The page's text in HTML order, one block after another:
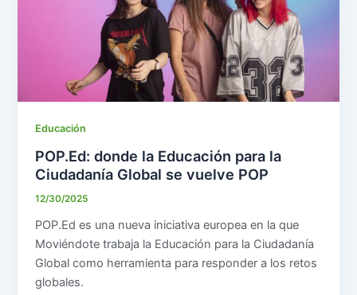
Educación
POP.Ed: donde la Educación para la
Ciudadanía Global se vuelve POP
12/30/2025
POP.Ed es una nueva iniciativa europea en la que
Moviéndote trabaja la Educación para la Ciudadanía
Global como herramienta para responder a los retos
globales.